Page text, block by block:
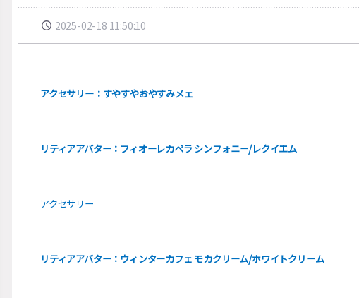
2025-02-18 11:50:10
アクセサリー：すやすやおやすみメェ
リティアアバター：フィオーレカペラ シンフォニー/レクイエム
アクセサリー
リティアアバター：ウィンターカフェ モカクリーム/ホワイトクリーム